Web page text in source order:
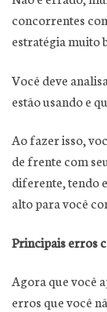
concorrentes
estratégia muito
Você deve
estão usando e
Ao fazer isso,
de frente com
diferente, tendo
alto para você
Principais erros
Agora que você
erros que você